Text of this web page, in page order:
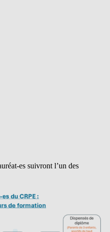
es suivront l’un des